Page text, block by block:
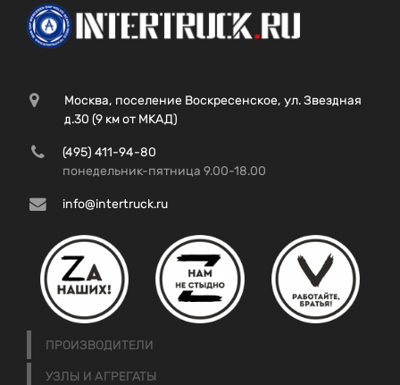
Москва, поселение Воскресенское, ул. Звездная
д.30 (9 км от МКАД)
(495) 411-94-80
понедельник-пятница 9.00-18.00
info@intertruck.ru
ПРОИЗВОДИТЕЛИ
УЗЛЫ И АГРЕГАТЫ